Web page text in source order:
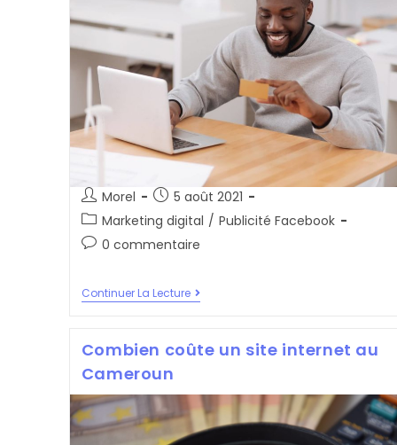
Auteur/autrice
de
la
publication :
Morel
Post
published:
5 août 2021
Post
category:
Marketing digital / Publicité Facebook
Post0 commentaire
Continuer La LectureLa
Carte
À
Booster
Votre
Page
Facebook
Combien coûte un site internet au
Cameroun